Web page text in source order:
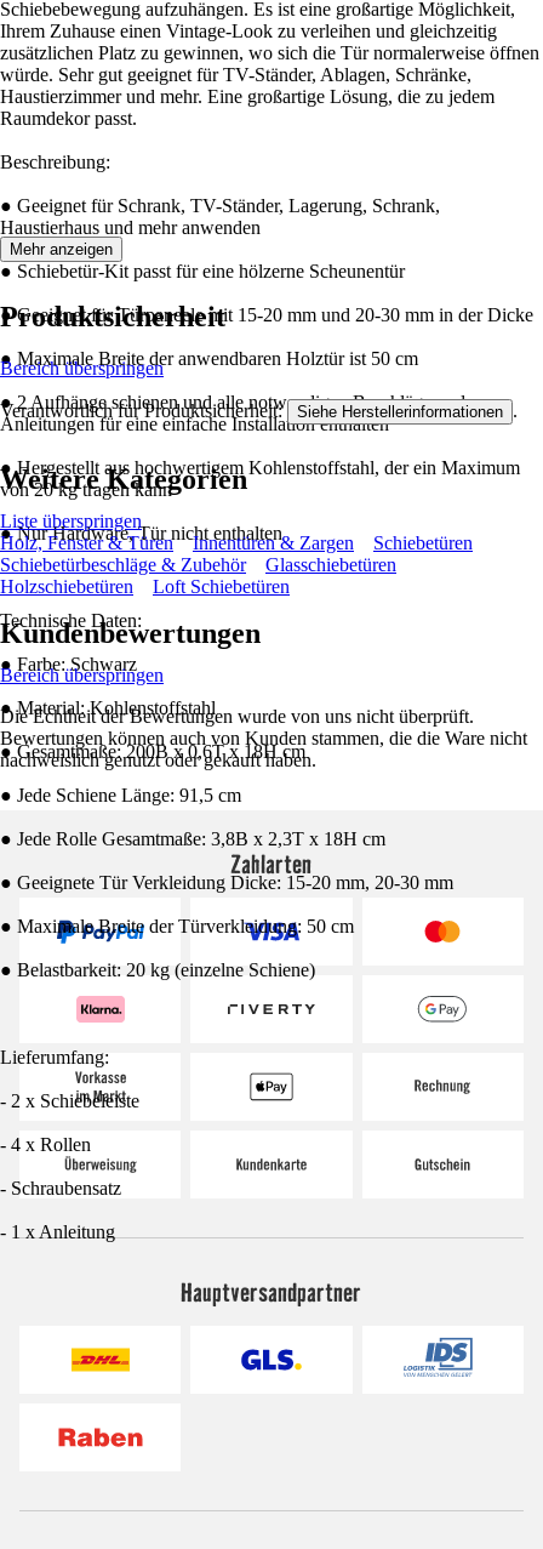
Schiebebewegung aufzuhängen. Es ist eine großartige Möglichkeit,
Ihrem Zuhause einen Vintage-Look zu verleihen und gleichzeitig
zusätzlichen Platz zu gewinnen, wo sich die Tür normalerweise öffnen
würde. Sehr gut geeignet für TV-Ständer, Ablagen, Schränke,
Haustierzimmer und mehr. Eine großartige Lösung, die zu jedem
Raumdekor passt.
Beschreibung:
● Geeignet für Schrank, TV-Ständer, Lagerung, Schrank,
Haustierhaus und mehr anwenden
● Schiebetür-Kit passt für eine hölzerne Scheunentür
● Geeignet für Türpaneele mit 15-20 mm und 20-30 mm in der Dicke
● Maximale Breite der anwendbaren Holztür ist 50 cm
● 2 Aufhänge schienen und alle notwendigen Beschläge und
Anleitungen für eine einfache Installation enthalten
● Hergestellt aus hochwertigem Kohlenstoffstahl, der ein Maximum
von 20 kg tragen kann
● Nur Hardware, Tür nicht enthalten
Technische Daten:
● Farbe: Schwarz
● Material: Kohlenstoffstahl
● Gesamtmaße: 200B x 0,6T x 18H cm
● Jede Schiene Länge: 91,5 cm
● Jede Rolle Gesamtmaße: 3,8B x 2,3T x 18H cm
● Geeignete Tür Verkleidung Dicke: 15-20 mm, 20-30 mm
● Maximale Breite der Türverkleidung: 50 cm
● Belastbarkeit: 20 kg (einzelne Schiene)
Lieferumfang:
- 2 x Schiebeleiste
- 4 x Rollen
- Schraubensatz
- 1 x Anleitung
Mehr anzeigen
Produktsicherheit
Bereich überspringen
Verantwortlich für Produktsicherheit: Siehe Herstellerinformationen .
Weitere Kategorien
Liste überspringen
Holz, Fenster & Türen
Innentüren & Zargen
Schiebetüren
Schiebetürbeschläge & Zubehör
Glasschiebetüren
Holzschiebetüren
Loft Schiebetüren
Kundenbewertungen
Bereich überspringen
Die Echtheit der Bewertungen wurde von uns nicht überprüft.
Bewertungen können auch von Kunden stammen, die die Ware nicht
nachweislich genutzt oder gekauft haben.
Zahlarten
Hauptversandpartner